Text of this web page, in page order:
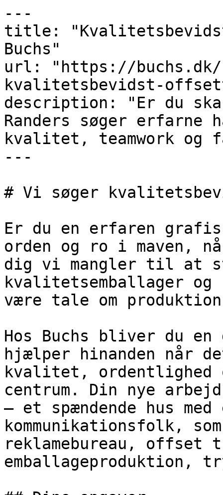
---
title:
Buchs"
url: "https://
kvalitetsbevidst-
description: "Er du
Randers søger erfarne
kvalitet, teamwork
---
# Vi søger
Er du en erfaren
orden og ro i maven,
dig vi mangler til at
kvalitetsemballager
være tale om
Hos Buchs bliver du
hjælper hinanden når
kvalitet, ordentlighed
centrum. Din nye
– et spændende hus
kommunikationsfolk,
reklamebureau, offset
emballageproduktion,